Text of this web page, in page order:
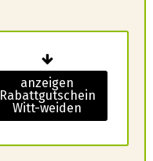
anzeigen
Rabattgutschein
Witt-weiden